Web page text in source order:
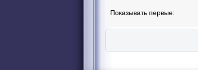
Показывать первые: